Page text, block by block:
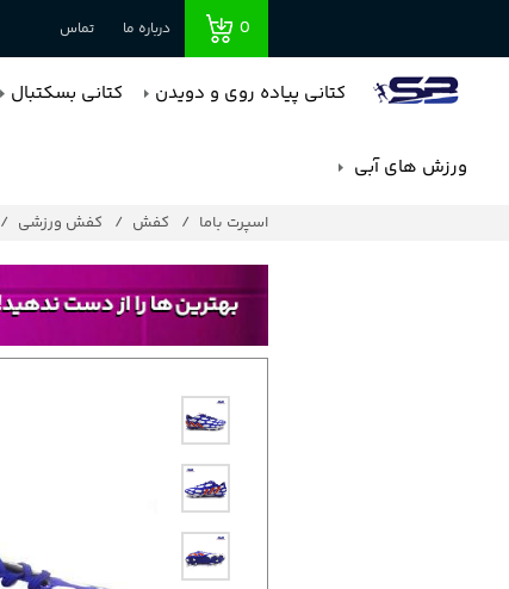
0 درباره ما تماس
کتانی پیاده روی و دویدن کتانی بسکتبال
ورزش های آبی
اسپرت باما کفش کفش ورزشی